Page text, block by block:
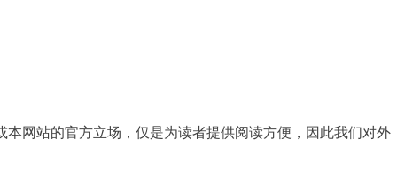
网站的官方立场，仅是为读者提供阅读方便，因此我们对外